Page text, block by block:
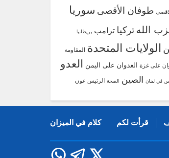
طوفان الأقصى سوريا
الله تركيا ترامب بريطانيا
الولايات المتحدة المقاومة
على غزة العدوان على اليمن العدو
في لبنان الصين الصحة الرئيس عون
قرأت لكم كلام في الميزان